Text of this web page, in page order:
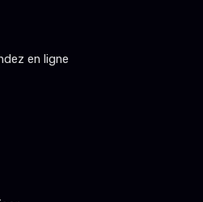
en ligne